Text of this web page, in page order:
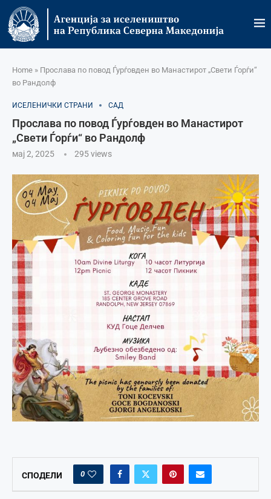
Home » Прослава по повод Ѓурѓовден во Манастирот „Свети Ѓорѓи“
во Рандолф
ИСЕЛЕНИЧКИ СТРАНИ САД
Прослава по повод Ѓурѓовден во Манастирот
„Свети Ѓорѓи“ во Рандолф
мај 2, 2025 295views
СПОДЕЛИ 0